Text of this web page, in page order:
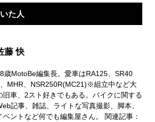
た人
藤 快
歳MotoBe編集長。愛車はRA125、SR40
MHR、NSR250R(MC21)※組立中など大
旧車、2スト好きでもある。バイクに関する
記事、雑誌、ライトな写真撮影、脚本、
ベントなど何でも編集屋さん。 関連記事：